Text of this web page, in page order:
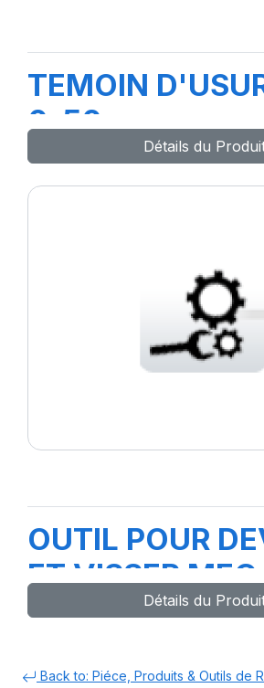
TEMOIN
0-50mm
Détails du
OUTIL POUR
ET VISSER
Détails du
Back to: Piéce, Produits & Outils de